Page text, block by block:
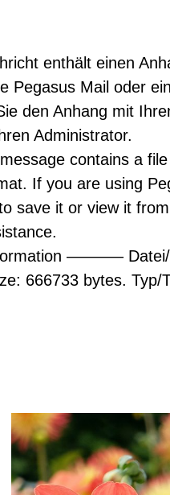
enthält einen
Pegasus Mail oder
den Anhang mit
Administrator.
contains a
If you are using
save it or view it
———– Datei/
666733 bytes. Typ/